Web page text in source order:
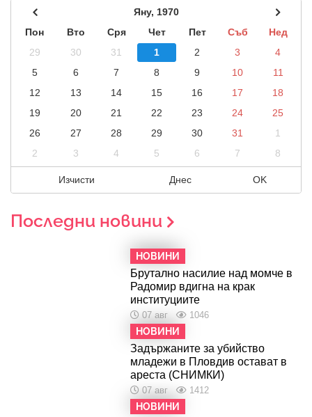
Яну, 1970
Пон
Вто Сря Чет Пет Съб
Нед
29
30 31 1 2 3
4
5
6 7 8 9 10
11
12
13 14 15 16 17
18
19
20 21 22 23 24
25
26
27 28 29 30 31
1
2
3 4 5 6 7 8
Изчисти Днес OK
Последни новини
НОВИНИ
Брутално насилие над момче в
Радомир вдигна на крак
институциите
07 авг 1046
НОВИНИ
Задържаните за убийство
младежи в Пловдив остават в
ареста (СНИМКИ)
07 авг 1412
НОВИНИ